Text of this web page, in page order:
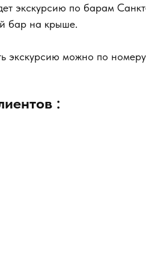
экскурсию по барам
бар на крыше.
экскурсию можно по
: